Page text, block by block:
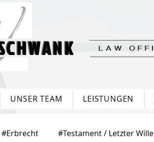
UNSER TEAM LEISTUNGEN
#Erbrecht #Testament / Letzter Wille